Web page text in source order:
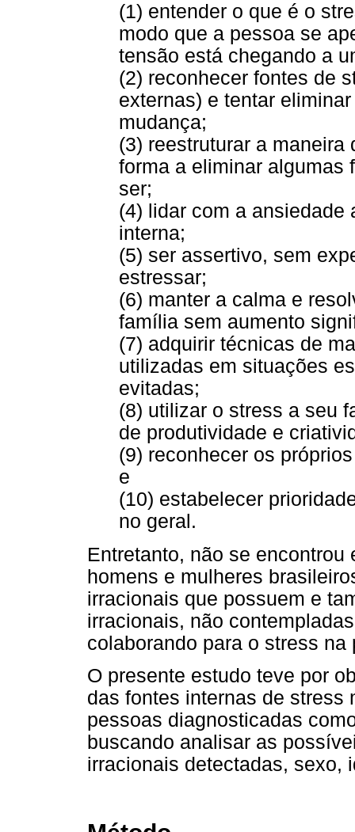
(1) entender o que é o
modo que a pessoa se
tensão está chegando a
(2) reconhecer fontes de
externas) e tentar
mudança;
(3) reestruturar a
forma a eliminar algumas
ser;
(4) lidar com a ansiedade
interna;
(5) ser assertivo, sem
estressar;
(6) manter a calma e
família sem aumento
(7) adquirir técnicas de
utilizadas em situações
evitadas;
(8) utilizar o stress a seu
de produtividade e
(9) reconhecer os
e
(10) estabelecer
no geral.
Entretanto, não se
homens e mulheres
irracionais que possuem e
irracionais, não
colaborando para o stress
O presente estudo teve por
das fontes internas de stress
pessoas diagnosticadas
buscando analisar as
irracionais detectadas, sexo,